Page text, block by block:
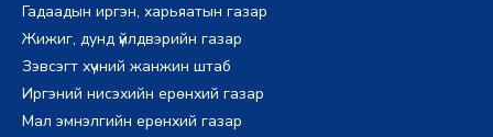
Гадаадын иргэн, харьяатын газар
Жижиг, дунд үйлдвэрийн газар
Зэвсэгт хүчний жанжин штаб
Иргэний нисэхийн ерөнхий газар
Мал эмнэлгийн ерөнхий газар